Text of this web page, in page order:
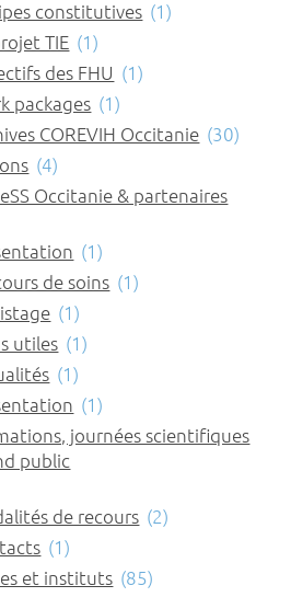
constitutives (1)
TIE (1)
des FHU (1)
packages (1)
COREVIH Occitanie (30)
(4)
Occitanie & partenaires
(1)
de soins (1)
(1)
utiles (1)
(1)
(1)
journées scientifiques
public
de recours (2)
(1)
et instituts (85)